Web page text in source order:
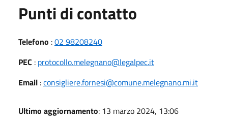
Punti di contatto
Telefono :02 98208240
PEC : protocollo.melegnano@legalpec.it
Email :consigliere.fornesi@comune.melegnano.mi.it
Ultimo aggiornamento: 13 marzo 2024, 13:06